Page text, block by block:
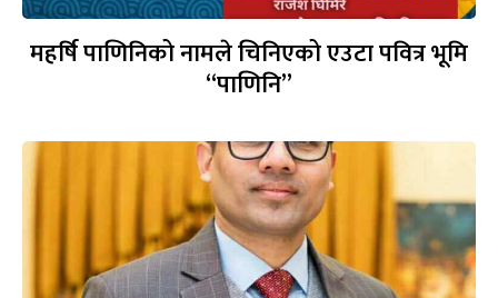
महर्षि पाणिनिको नामले चिनिएको एउटा पवित्र भूमि
“पाणिनि”